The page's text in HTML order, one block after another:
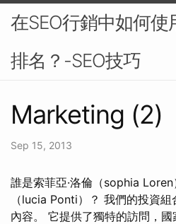
在SEO行銷中如何
排名？-SEO技巧
Marketing (2)
Sep 15, 2013
誰是索菲亞·洛倫（sophia Loren
（lucia Ponti）？ 我們的投資
內容。 它提供了獨特的訪問，國